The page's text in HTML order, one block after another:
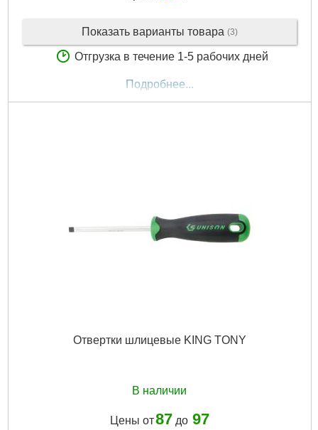
Показать варианты товара (3)
Отгрузка в течение 1-5 рабочих дней
Подробнее...
Отвертки шлицевые KING TONY
В наличии
Цены от87 до 97